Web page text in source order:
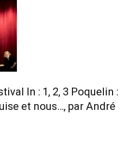
In : 1, 2, 3 Poquelin :
et nous…, par André